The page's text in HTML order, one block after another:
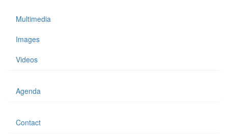
Multimedia
Images
Videos
Agenda
Contact